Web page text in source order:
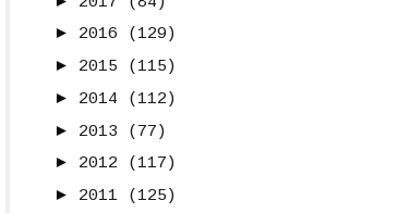
► 2016
(129)
► 2015
(115)
► 2014
(112)
► 2013
(77)
► 2012
(117)
► 2011
(125)